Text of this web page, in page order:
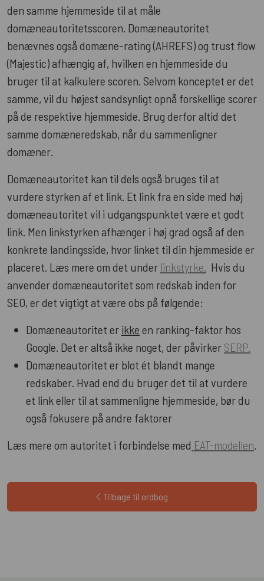
den samme hjemmeside til at måle
domæneautoritetsscoren. Domæneautoritet
benævnes også domæne-rating (AHREFS) og trust flow
(Majestic) afhængig af, hvilken en hjemmeside du
bruger til at kalkulere scoren. Selvom konceptet er det
samme, vil du højest sandsynligt opnå forskellige scorer
på de respektive hjemmeside. Brug derfor altid det
samme domæneredskab, når du sammenligner
domæner.
Domæneautoritet kan til dels også bruges til at
vurdere styrken af et link. Et link fra en side med høj
domæneautoritet vil i udgangspunktet være et godt
link. Men linkstyrken afhænger i høj grad også af den
konkrete landingsside, hvor linket til din hjemmeside er
placeret. Læs mere om det under linkstyrke. Hvis du
anvender domæneautoritet som redskab inden for
SEO, er det vigtigt at være obs på følgende:
Domæneautoritet er ikke en ranking-faktor hos
Google. Det er altså ikke noget, der påvirker SERP.
Domæneautoritet er blot ét blandt mange
redskaber. Hvad end du bruger det til at vurdere
et link eller til at sammenligne hjemmeside, bør du
også fokusere på andre faktorer
Læs mere om autoritet i forbindelse med EAT-modellen.
Tilbage til ordbog